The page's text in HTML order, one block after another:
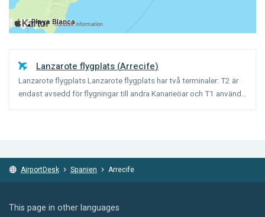
Lanzarote flygplats (Arrecife)
Lanzarote flygplats Lanzarote flygplats har två terminaler: T2 är
endast avsedd för flygningar till andra Kanarieöar och T1 används
AirportDesk Spanien Arrecife
This page in other languages